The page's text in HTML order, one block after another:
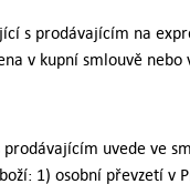
s prodávajícím na
v kupní smlouvě
uvede ve
1) osobní převzetí v